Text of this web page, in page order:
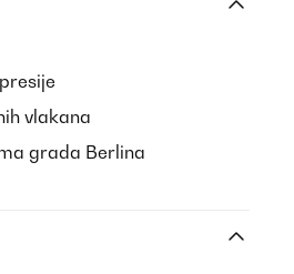
vlakana
grada Berlina